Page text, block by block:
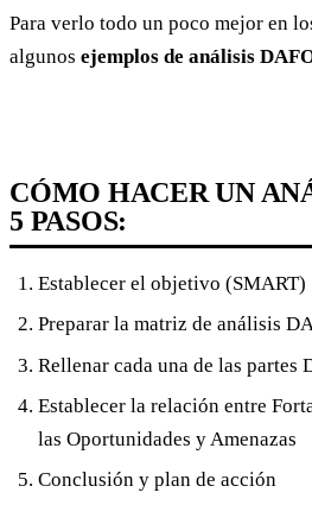
Para verlo todo un poco mejor en
algunos ejemplos de análisis
CÓMO HACER UN
5 PASOS:
Establecer el objetivo (SMART)
Preparar la matriz de análisis
Rellenar cada una de las partes
Establecer la relación entre
las Oportunidades y Amenazas
Conclusión y plan de acción